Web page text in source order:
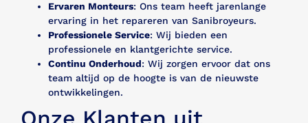
Ervaren Monteurs: Ons team heeft jarenlange
ervaring in het repareren van Sanibroyeurs.
Professionele Service: Wij bieden een
professionele en klantgerichte service.
Continu Onderhoud: Wij zorgen ervoor dat ons
team altijd op de hoogte is van de nieuwste
ontwikkelingen.